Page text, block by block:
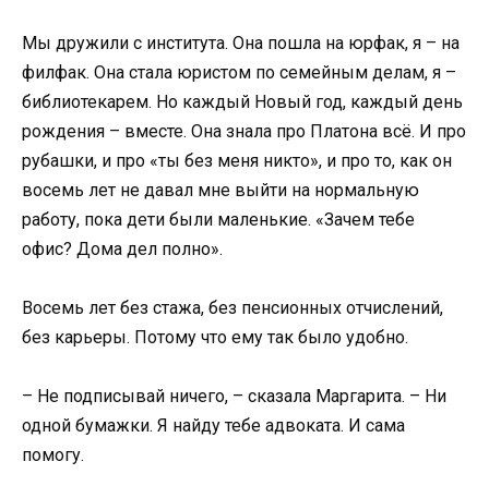
Мы дружили с института. Она пошла на юрфак, я – на
филфак. Она стала юристом по семейным делам, я –
библиотекарем. Но каждый Новый год, каждый день
рождения – вместе. Она знала про Платона всё. И про
рубашки, и про «ты без меня никто», и про то, как он
восемь лет не давал мне выйти на нормальную
работу, пока дети были маленькие. «Зачем тебе
офис? Дома дел полно».
Восемь лет без стажа, без пенсионных отчислений,
без карьеры. Потому что ему так было удобно.
– Не подписывай ничего, – сказала Маргарита. – Ни
одной бумажки. Я найду тебе адвоката. И сама
помогу.